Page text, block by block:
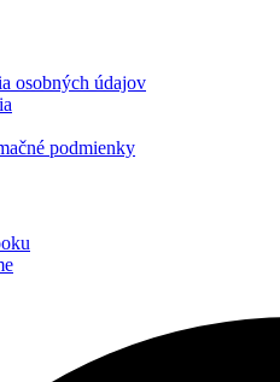
osobných údajov
podmienky